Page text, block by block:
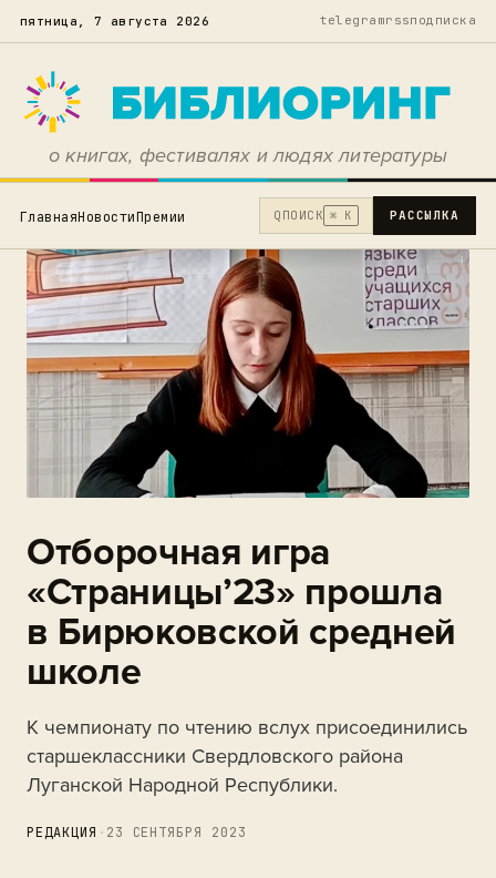
пятница, 7 августа 2026 telegramrssподписка
о книгах, фестивалях и людях литературы
ГлавнаяНовостиПремии Q ПОИСК ⌘ K РАССЫЛКА
Отборочная игра
«Страницы’23» прошла
в Бирюковской средней
школе
К чемпионату по чтению вслух присоединились
старшеклассники Свердловского района
Луганской Народной Республики.
РЕДАКЦИЯ · 23 СЕНТЯБРЯ 2023